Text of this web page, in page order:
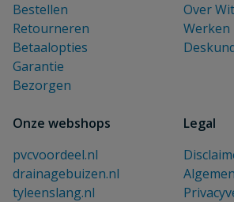
Bestellen
Retourneren
Betaalopties
Garantie
Bezorgen
Over
Werken
Onze webshops
pvcvoordeel.nl
drainagebuizen.nl
tyleenslang.nl
Legal